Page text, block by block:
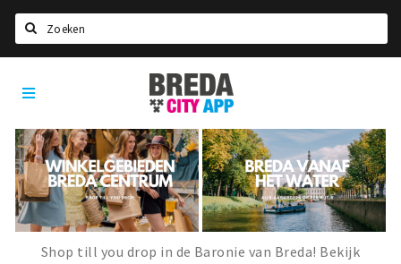
Home
Agenda
Deals
Party pics
Nieuws, interviews & blogs
Breda
City
App
Shop till you drop in de Baronie van Breda! Bekijk